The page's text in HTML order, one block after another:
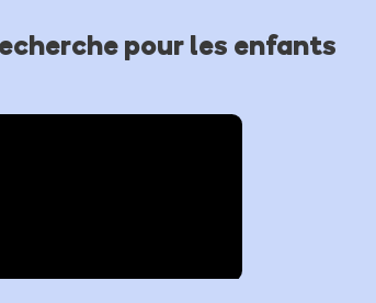
pour les enfants